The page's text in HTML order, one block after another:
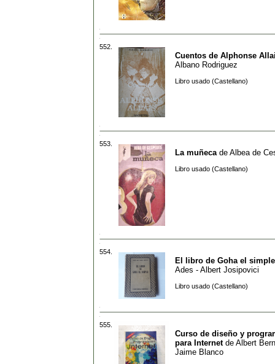
552.
Cuentos de Alphonse
Albano Rodriguez
Libro usado (Castellano)
553.
La muñeca de Albea de
Libro usado (Castellano)
554.
El libro de Goha el simple
Ades - Albert Josipovici
Libro usado (Castellano)
555.
Curso de diseño y
para Internetde Albert
Jaime Blanco